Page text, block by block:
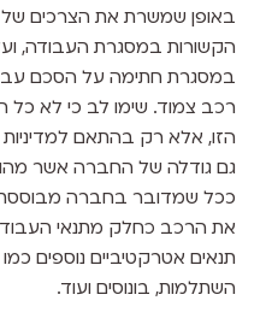
באופן שמשרת את הצרכים של
הקשורות במסגרת העבודה,
במסגרת חתימה על הסכם
רכב צמוד. שימו לב כי לא
הזו, אלא רק בהתאם למדיניות
גם גודלה של החברה אשר
ככל שמדובר בחברה מבוססת
את הרכב כחלק מתנאי העבודה
תנאים אטרקטיביים נוספים כמו
השתלמות, בונוסים ועוד.